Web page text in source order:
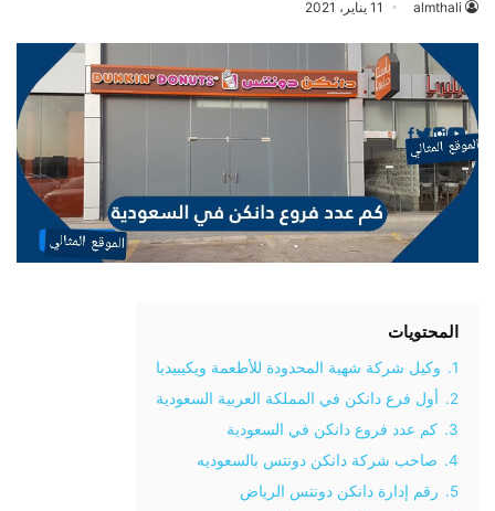
almthali 11 يناير، 2021
المحتويات
1.
وكيل شركة شهية المحدودة للأطعمة ويكيبيديا
2.
أول فرع دانكن في المملكة العربية السعودية
3.
كم عدد فروع دانكن في السعودية
4.
صاحب شركة دانكن دونتس بالسعوديه
5.
رقم إدارة دانكن دونتس الرياض